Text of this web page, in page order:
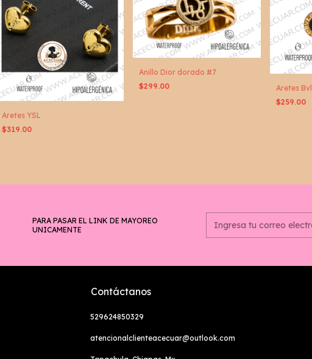
Aretes YSL
$319.00
Anillo Dior dorado #7
$299.00
Aretes
$259.00
PARA PASAR EL LINK DE MAYOREO
UNICAMENTE
Contáctanos
529624850329
atencionalclienteacecuar@outlook.com